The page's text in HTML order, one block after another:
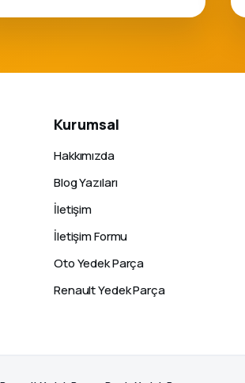
Kurumsal
Hakkımızda
Blog Yazıları
İletişim
İletişim Formu
Oto Yedek Parça
Renault Yedek Parça